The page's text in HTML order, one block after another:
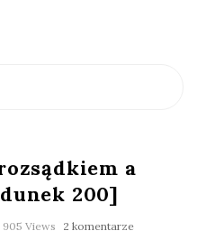
a
200]
905 Views 2 komentarze